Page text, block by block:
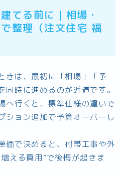
てる前に｜相場・
整理（注文住宅 福
きは、最初に「相場」「予
時に進めるのが近道です。
へ行くと、標準仕様の違いで
ション追加で予算オーバーし
価で決めると、付帯工事や外
える費用”で後悔が起きま